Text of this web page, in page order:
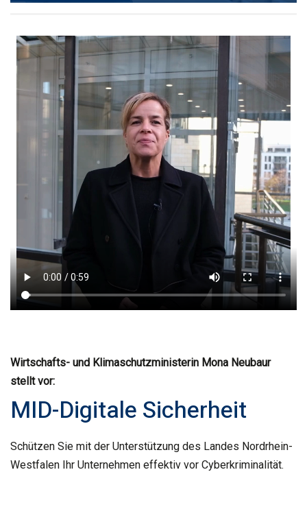
Wirtschafts- und Klimaschutzministerin Mona Neubaur
stellt vor:
MID-Digitale Sicherheit
Schützen Sie mit der Unterstützung des Landes Nordrhein-
Westfalen Ihr Unternehmen effektiv vor Cyberkriminalität.